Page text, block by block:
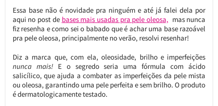
Essa base não é novidade pra ninguém e até já falei dela por
aqui no post de bases mais usadas pra pele oleosa, mas nunca
fiz resenha e como sei o babado que é achar uma base razoável
pra pele oleosa, principalmente no verão, resolvi resenhar!
Diz a marca que, com ela, oleosidade, brilho e imperfeições
nunca mais! E o segredo seria uma fórmula com ácido
salicílico, que ajuda a combater as imperfeições da pele mista
ou oleosa, garantindo uma pele perfeita e sem brilho. O produto
é dermatologicamente testado.